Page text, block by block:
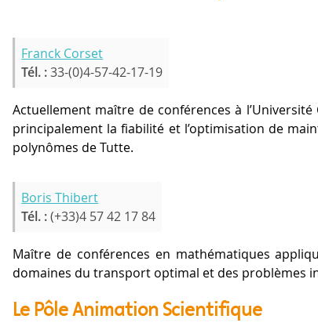
Franck Corset
Tél. :33-(0)4-57-42-17-19
Actuellement maître de conférences à
principalement la fiabilité et l’optimisation de
polynômes de Tutte.
Boris Thibert
Tél. :(+33)4 57 42 17 84
Maître de conférences en mathématiques
domaines du transport optimal et des problèmes
Le Pôle Animation Scientifique